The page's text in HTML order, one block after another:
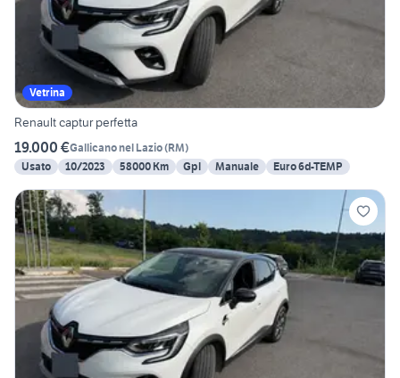
Vetrina
Renault captur perfetta
19.000 €Gallicano nel Lazio(RM)
Usato
10/2023 58000 Km Gpl Manuale Euro 6d-TEMP